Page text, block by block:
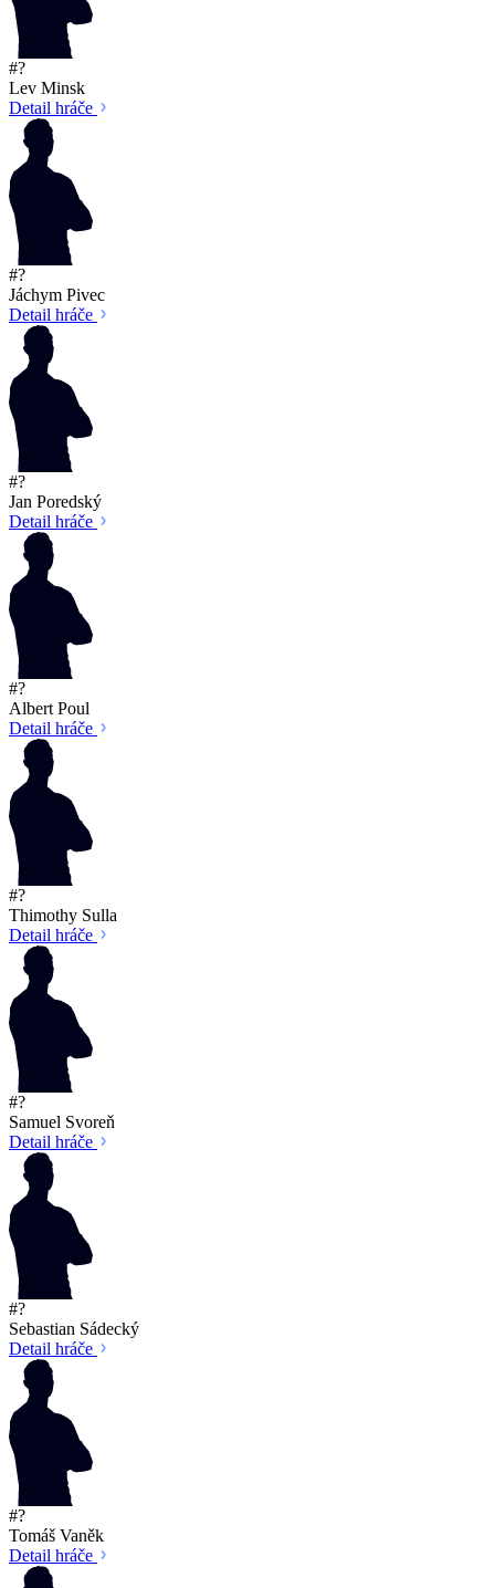
#?
Lev Minsk
Detail hráče
#?
Jáchym Pivec
Detail hráče
#?
Jan Poredský
Detail hráče
#?
Albert Poul
Detail hráče
#?
Thimothy Sulla
Detail hráče
#?
Samuel Svoreň
Detail hráče
#?
Sebastian Sádecký
Detail hráče
#?
Tomáš Vaněk
Detail hráče